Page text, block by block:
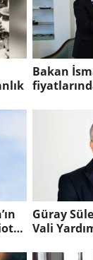
Bakan
Güray
Vali